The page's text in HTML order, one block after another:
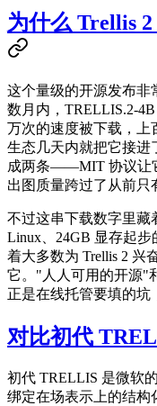
为什么 Trellis
这个量级的开源发布非
数月内，TRELLIS.2-
万次的速度被下载，上
生态几天内就把它接进
成两条——MIT 协议让
出图质量跨过了从前只
不过这串下载数字里
Linux、24GB 显存起
着大多数为 Trellis 2 兴
它。"人人可用的开源"
正是在线托管要填的坑
对比初代
初代 TRELLIS 是微软
绑定在场表示上的结构